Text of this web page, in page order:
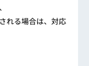
れる場合は、対応